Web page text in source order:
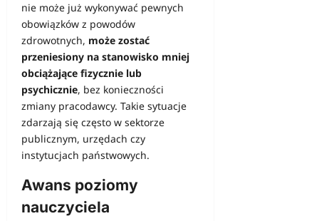
nie może już wykonywać pewnych
obowiązków z powodów
zdrowotnych, może zostać
przeniesiony na stanowisko mniej
obciążające fizycznie lub
psychicznie, bez konieczności
zmiany pracodawcy. Takie sytuacje
zdarzają się często w sektorze
publicznym, urzędach czy
instytucjach państwowych.
Awans poziomy
nauczyciela